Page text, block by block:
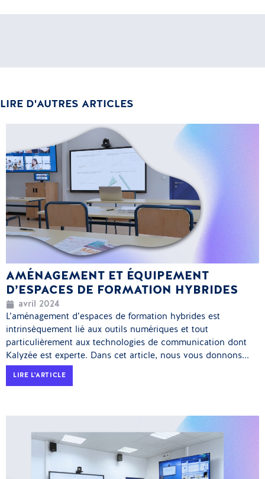
LIRE D'AUTRES ARTICLES
AMÉNAGEMENT ET ÉQUIPEMENT
D’ESPACES DE FORMATION HYBRIDES
avril 2024
L’aménagement d’espaces de formation hybrides est
intrinsèquement lié aux outils numériques et tout
particulièrement aux technologies de communication dont
Kalyzée est experte. Dans cet article, nous vous donnons...
LIRE L'ARTICLE